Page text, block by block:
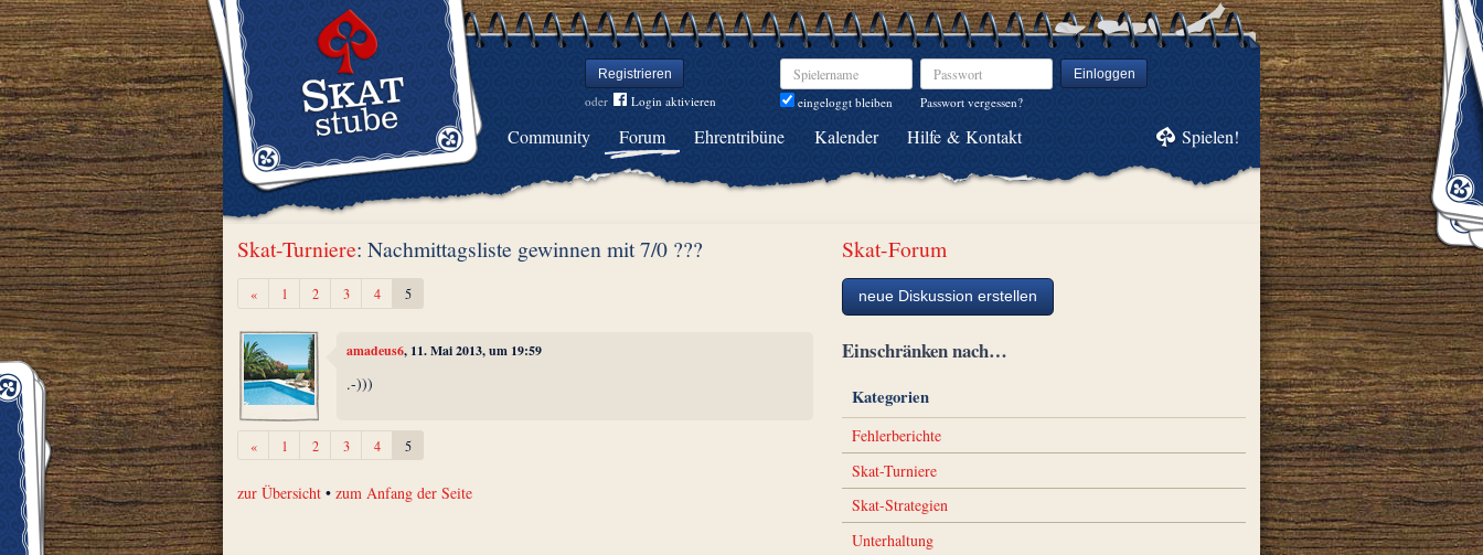
Registrieren
oder Login aktivieren
Spielername
eingeloggt bleiben
Passwort Einloggen
Passwort vergessen?
Community Forum Ehrentribüne Kalender Hilfe & Kontakt Spielen!
Skat-Turniere: Nachmittagsliste gewinnen mit 7/0 ???
«Zurück1 2 3 4 5
amadeus6, 11. Mai 2013, um 19:59
.-)))
«Zurück1 2 3 4 5
zur Übersicht •zum Anfang der Seite
Skat-Forum
neue Diskussion erstellen
Einschränken nach…
Kategorien
Fehlerberichte
Skat-Turniere
Skat-Strategien
Unterhaltung